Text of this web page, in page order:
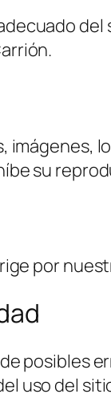
su
por
posibles
uso del